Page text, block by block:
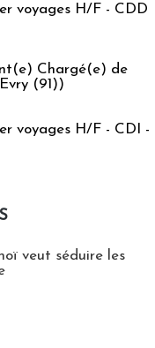
voyages H/F - CDD
Chargé(e) de
(91))
voyages H/F - CDI -
veut séduire les